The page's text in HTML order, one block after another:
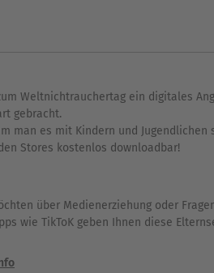
Weltnichtrauchertag ein digitales
gebracht.
man es mit Kindern und Jugendlichen
Stores kostenlos downloadbar!
über Medienerziehung oder
wie TikToK geben Ihnen diese